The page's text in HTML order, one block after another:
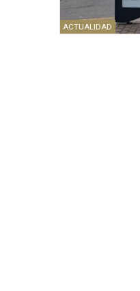
ACTUALIDAD